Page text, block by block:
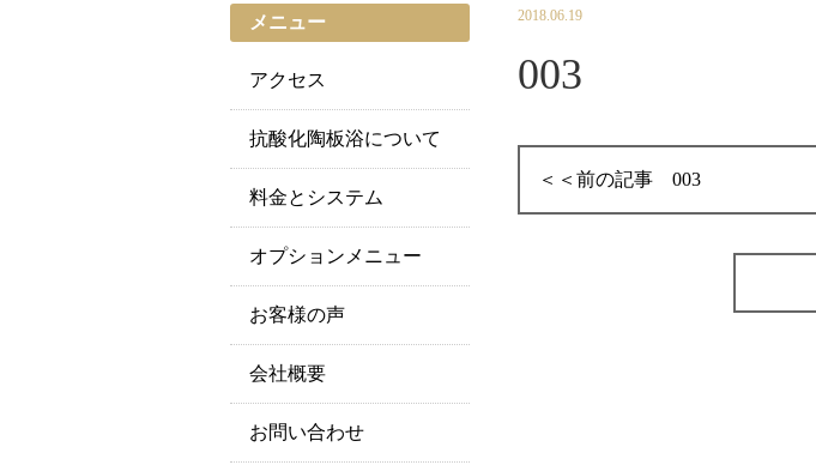
2018.06.19
003
003
メニュー
アクセス
抗酸化陶板浴について
料金とシステム
オプションメニュー
お客様の声
会社概要
お問い合わせ